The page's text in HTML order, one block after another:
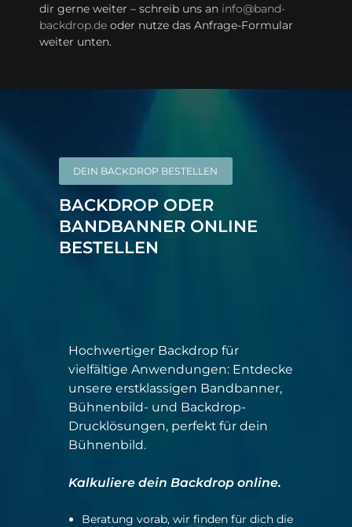
dir gerne weiter – schreib uns an info@band-
backdrop.deoder nutze das Anfrage-Formular
weiter unten.
DEIN BACKDROP BESTELLEN
BACKDROP ODER
BANDBANNER ONLINE
BESTELLEN
Hochwertiger Backdrop für
vielfältige Anwendungen: Entdecke
unsere erstklassigen Bandbanner,
Bühnenbild- und Backdrop-
Drucklösungen, perfekt für dein
Bühnenbild.
Kalkuliere dein Backdrop online.
Beratung vorab, wir finden für dich die